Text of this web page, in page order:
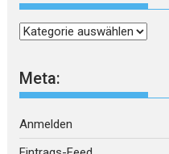
Kategorien
Meta:
Anmelden